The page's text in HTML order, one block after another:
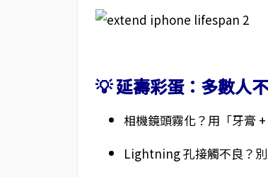
💡 延壽彩蛋：多數人
相機鏡頭霧化？用「牙膏
Lightning 孔接觸不良？